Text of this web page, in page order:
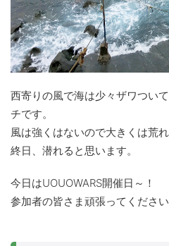
西寄りの風で海は少々ザワつい
チです。
風は強くはないので大きくは荒
終日、潜れると思います。
今日はUOUOWARS開催日～！
参加者の皆さま頑張ってくださ